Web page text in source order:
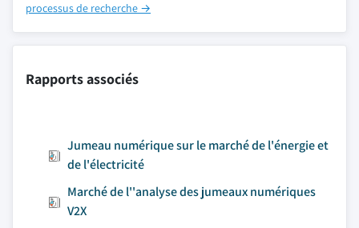
processus de recherche →
Rapports associés
Jumeau numérique sur le marché de l'énergie et
de l'électricité
Marché de l''analyse des jumeaux numériques
V2X